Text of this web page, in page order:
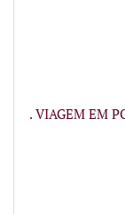
. VIAGEM EM